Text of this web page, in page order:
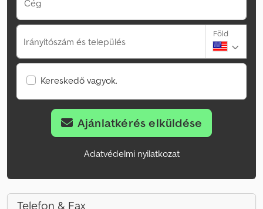
Cég
Irányítószám és település
Föld
Kereskedő vagyok.
Ajánlatkérés elküldése
Adatvédelmi nyilatkozat
Telefon & Fax